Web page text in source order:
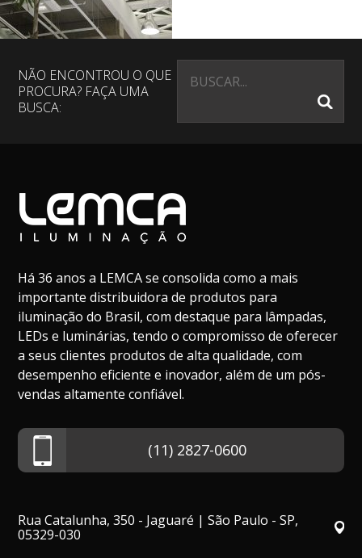
NÃO ENCONTROU O QUE
PROCURA? FAÇA UMA
BUSCA:
Há 36 anos a LEMCA se consolida como a mais
importante distribuidora de produtos para
iluminação do Brasil, com destaque para lâmpadas,
LEDs e luminárias, tendo o compromisso de oferecer
a seus clientes produtos de alta qualidade, com
desempenho eficiente e inovador, além de um pós-
vendas altamente confiável.
(11) 2827-0600
Rua Catalunha, 350 - Jaguaré | São Paulo - SP,
05329-030